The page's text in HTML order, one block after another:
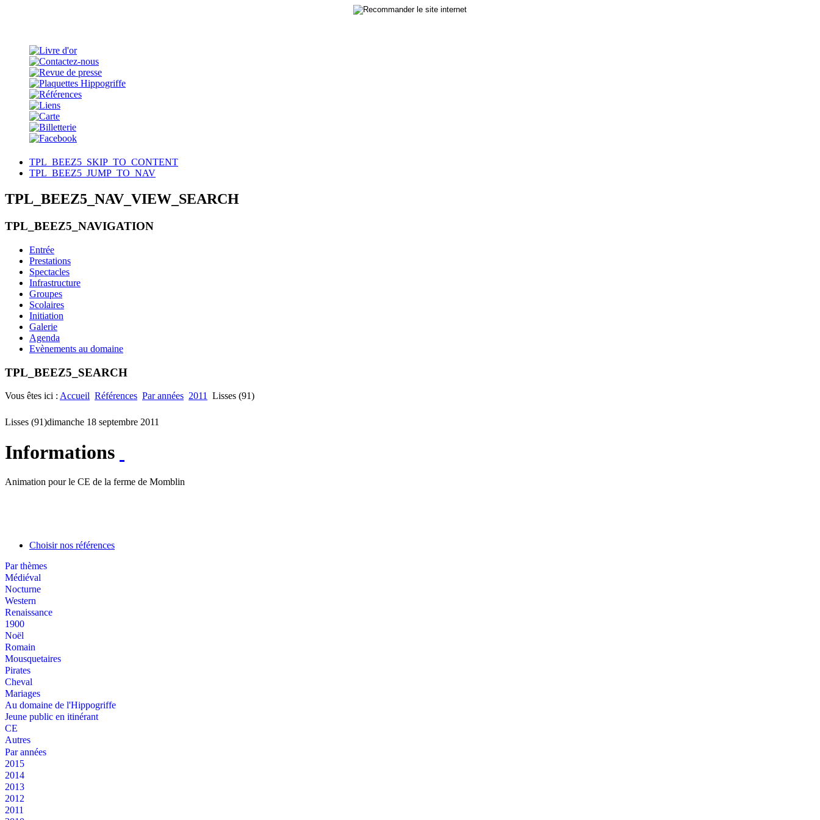
TPL_BEEZ5_SKIP_TO_CONTENT
TPL_BEEZ5_JUMP_TO_NAV
TPL_BEEZ5_NAV_VIEW_SEARCH
TPL_BEEZ5_NAVIGATION
Entrée
Prestations
Spectacles
Infrastructure
Groupes
Scolaires
Initiation
Galerie
Agenda
Evènements au domaine
TPL_BEEZ5_SEARCH
Vous êtes ici : Accueil Références Par années 2011 Lisses (91)
Lisses (91)dimanche 18 septembre 2011
Informations
Animation pour le CE de la ferme de Momblin
Choisir nos références
Par thèmes
Médiéval
Nocturne
Western
Renaissance
1900
Noël
Romain
Mousquetaires
Pirates
Cheval
Mariages
Au domaine de l'Hippogriffe
Jeune public en itinérant
CE
Autres
Par années
2015
2014
2013
2012
2011